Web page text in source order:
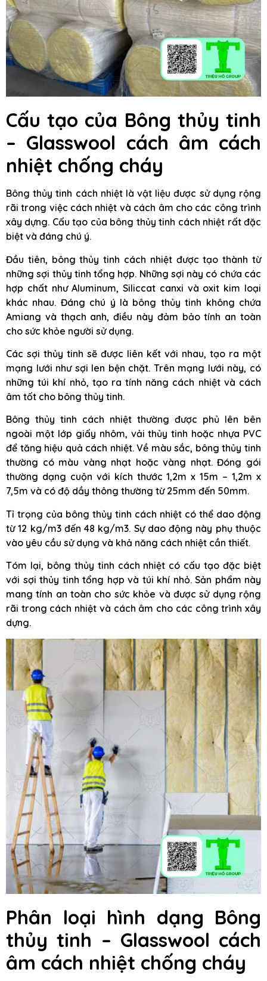
Cấu tạo của Bông thủy tinh
– Glasswool cách âm cách
nhiệt chống cháy
Bông thủy tinh cách nhiệt là vật liệu được sử dụng rộng
rãi trong việc cách nhiệt và cách âm cho các công trình
xây dựng. Cấu tạo của bông thủy tinh cách nhiệt rất đặc
biệt và đáng chú ý.
Đầu tiên, bông thủy tinh cách nhiệt được tạo thành từ
những sợi thủy tinh tổng hợp. Những sợi này có chứa các
hợp chất như Aluminum, Siliccat canxi và oxit kim loại
khác nhau. Đáng chú ý là bông thủy tinh không chứa
Amiang và thạch anh, điều này đảm bảo tính an toàn
cho sức khỏe người sử dụng.
Các sợi thủy tinh sẽ được liên kết với nhau, tạo ra một
mạng lưới như sợi len bện chặt. Trên mạng lưới này, có
những túi khí nhỏ, tạo ra tính năng cách nhiệt và cách
âm tốt cho bông thủy tinh.
Bông thủy tinh cách nhiệt thường được phủ lên bên
ngoài một lớp giấy nhôm, vải thủy tinh hoặc nhựa PVC
để tăng hiệu quả cách nhiệt. Về màu sắc, bông thủy tinh
thường có màu vàng nhạt hoặc vàng nhạt. Đóng gói
thường dạng cuộn với kích thước 1,2m x 15m – 1,2m x
7,5m và có độ dầy thông thường từ 25mm đến 50mm.
Tỉ trọng của bông thủy tinh cách nhiệt có thể dao động
từ 12 kg/m3 đến 48 kg/m3. Sự dao động này phụ thuộc
vào yêu cầu sử dụng và khả năng cách nhiệt cần thiết.
Tóm lại, bông thủy tinh cách nhiệt có cấu tạo đặc biệt
với sợi thủy tinh tổng hợp và túi khí nhỏ. Sản phẩm này
mang tính an toàn cho sức khỏe và được sử dụng rộng
rãi trong cách nhiệt và cách âm cho các công trình xây
dựng.
Phân loại hình dạng Bông
thủy tinh – Glasswool cách
âm cách nhiệt chống cháy